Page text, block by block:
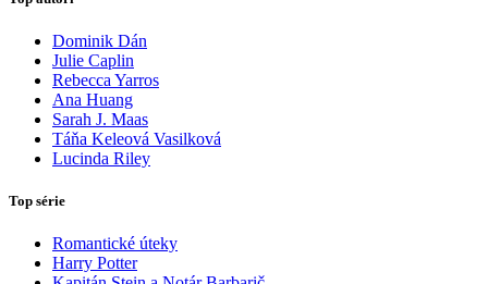
Dominik Dán
Julie Caplin
Rebecca Yarros
Ana Huang
Sarah J. Maas
Táňa Keleová Vasilková
Lucinda Riley
Top série
Romantické úteky
Harry Potter